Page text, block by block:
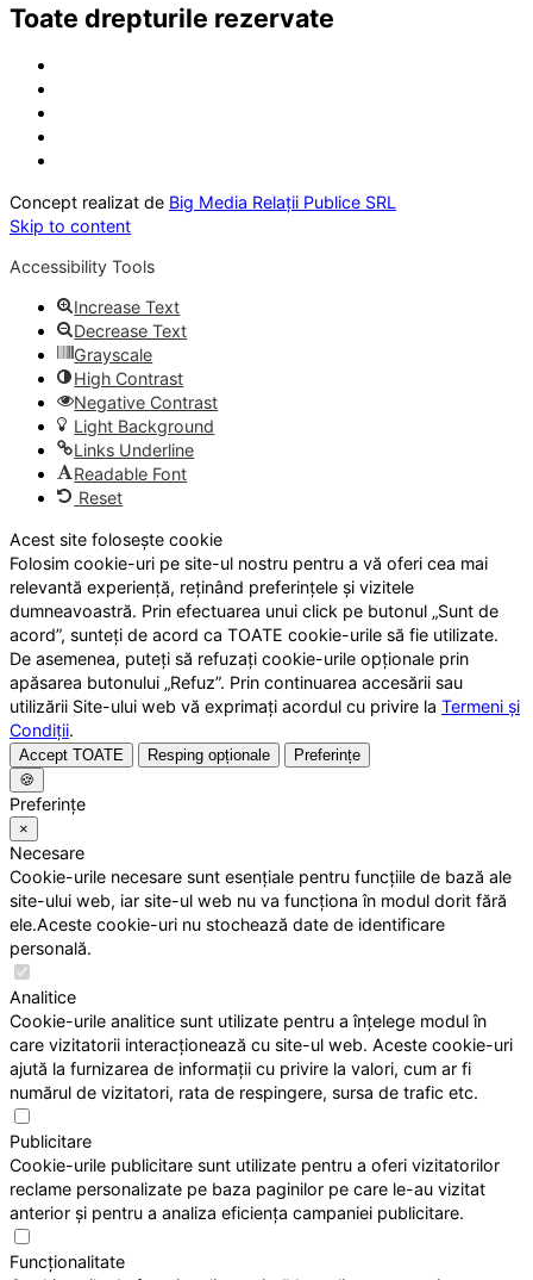
Toate drepturile rezervate
Concept realizat de Big Media Relații Publice SRL
Skip to content
Accessibility Tools
Increase Text
Decrease Text
Grayscale
High Contrast
Negative Contrast
Light Background
Links Underline
Readable Font
Reset
Acest site folosește cookie
Folosim cookie-uri pe site-ul nostru pentru a vă oferi cea mai
relevantă experiență, reținând preferințele și vizitele
dumneavoastră. Prin efectuarea unui click pe butonul „Sunt de
acord”, sunteți de acord ca TOATE cookie-urile să fie utilizate.
De asemenea, puteți să refuzați cookie-urile opționale prin
apăsarea butonului „Refuz”. Prin continuarea accesării sau
utilizării Site-ului web vă exprimați acordul cu privire la Termeni și
Condiții.
Accept TOATE Resping opționale
Preferințe
🍪
Preferințe
×
Necesare
Cookie-urile necesare sunt esențiale pentru funcțiile de bază ale
site-ului web, iar site-ul web nu va funcționa în modul dorit fără
ele.Aceste cookie-uri nu stochează date de identificare
personală.
Analitice
Cookie-urile analitice sunt utilizate pentru a înțelege modul în
care vizitatorii interacționează cu site-ul web. Aceste cookie-uri
ajută la furnizarea de informații cu privire la valori, cum ar fi
numărul de vizitatori, rata de respingere, sursa de trafic etc.
Publicitare
Cookie-urile publicitare sunt utilizate pentru a oferi vizitatorilor
reclame personalizate pe baza paginilor pe care le-au vizitat
anterior și pentru a analiza eficiența campaniei publicitare.
Funcționalitate